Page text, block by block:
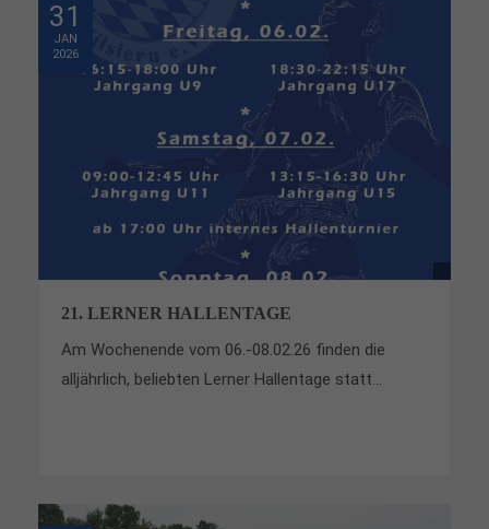
31
JAN
2026
21. LERNER HALLENTAGE
Am Wochenende vom 06.-08.02.26 finden die
alljährlich, beliebten Lerner Hallentage statt...